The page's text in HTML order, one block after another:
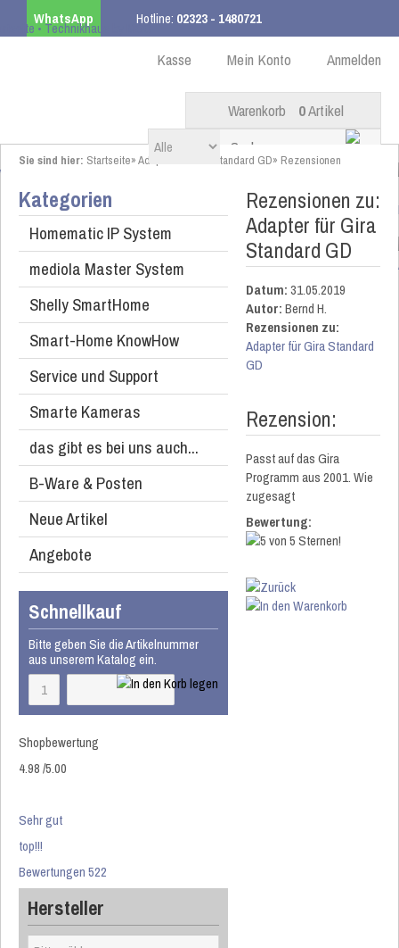
WhatsApp Hotline: 02323 - 1480721
ab 99,00 € innerhalb DE Anmelden
Mein Konto
Kasse
Warenkorb 0Artikel
Sie sind hier: Startseite»Adapter für Gira Standard GD» Rezensionen
Kategorien
Homematic IP System
mediola Master System
Shelly SmartHome
Smart-Home KnowHow
Service und Support
Smarte Kameras
das gibt es bei uns auch...
B-Ware & Posten
Neue Artikel
Angebote
Schnellkauf
Bitte geben Sie die Artikelnummer
aus unserem Katalog ein.
Shopbewertung
4.98/5.00
Sehr gut
top!!!
Bewertungen 522
Hersteller
Rezensionen zu:
Adapter für Gira
Standard GD
Datum:31.05.2019
Autor:Bernd H.
Rezensionen zu:
Adapter für Gira Standard
GD
Rezension:
Passt auf das Gira
Programm aus 2001. Wie
zugesagt
Bewertung: